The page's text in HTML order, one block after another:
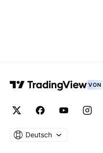
VON
Deutsch